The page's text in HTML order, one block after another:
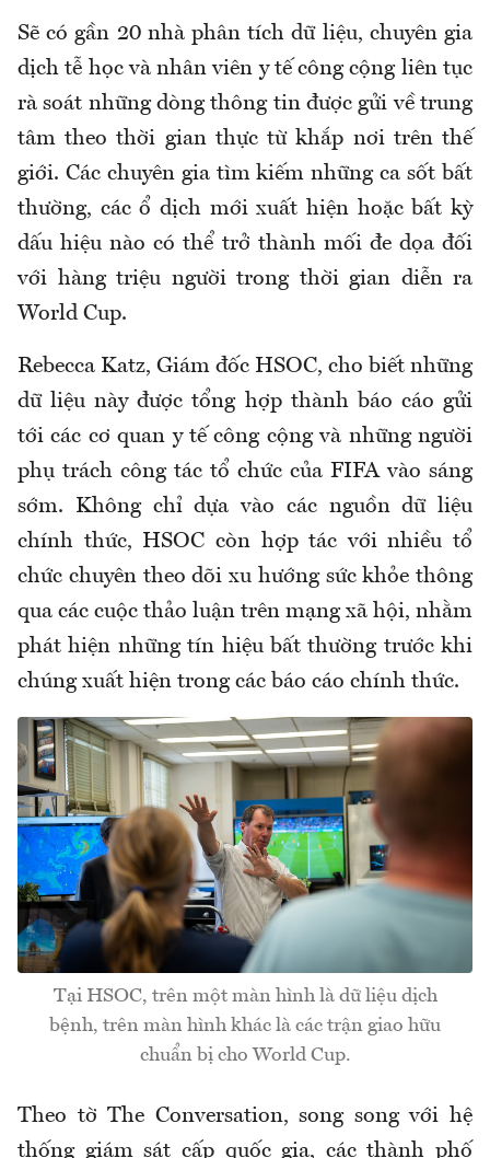
Sẽ có gần 20 nhà phân tích dữ liệu, chuyên gia
dịch tễ học và nhân viên y tế công cộng liên tục
rà soát những dòng thông tin được gửi về trung
tâm theo thời gian thực từ khắp nơi trên thế
giới. Các chuyên gia tìm kiếm những ca sốt bất
thường, các ổ dịch mới xuất hiện hoặc bất kỳ
dấu hiệu nào có thể trở thành mối đe dọa đối
với hàng triệu người trong thời gian diễn ra
World Cup.
Rebecca Katz, Giám đốc HSOC, cho biết những
dữ liệu này được tổng hợp thành báo cáo gửi
tới các cơ quan y tế công cộng và những người
phụ trách công tác tổ chức của FIFA vào sáng
sớm. Không chỉ dựa vào các nguồn dữ liệu
chính thức, HSOC còn hợp tác với nhiều tổ
chức chuyên theo dõi xu hướng sức khỏe thông
qua các cuộc thảo luận trên mạng xã hội, nhằm
phát hiện những tín hiệu bất thường trước khi
chúng xuất hiện trong các báo cáo chính thức.
Tại HSOC, trên một màn hình là dữ liệu dịch
bệnh, trên màn hình khác là các trận giao hữu
chuẩn bị cho World Cup.
Theo tờ The Conversation, song song với hệ
thống giám sát cấp quốc gia, các thành phố